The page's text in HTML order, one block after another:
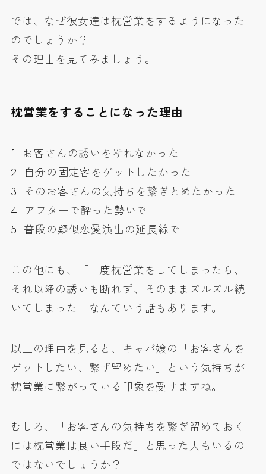
では、なぜ彼女達は枕営業をするようになった
のでしょうか？
その理由を見てみましょう。
枕営業をすることになった理由
1. お客さんの誘いを断れなかった
2. 自分の固定客をゲットしたかった
3. そのお客さんの気持ちを繋ぎとめたかった
4. アフターで酔った勢いで
5. 普段の疑似恋愛演出の延長線で
この他にも、「一度枕営業をしてしまったら、
それ以降の誘いも断れず、そのままズルズル続
いてしまった」なんていう話もあります。
以上の理由を見ると、キャバ嬢の「お客さんを
ゲットしたい、繋げ留めたい」という気持ちが
枕営業に繋がっている印象を受けますね。
むしろ、「お客さんの気持ちを繋ぎ留めておく
には枕営業は良い手段だ」と思った人もいるの
ではないでしょうか？